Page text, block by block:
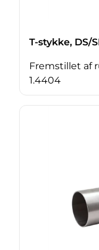
T-stykke, DS/
Fremstillet af
1.4404